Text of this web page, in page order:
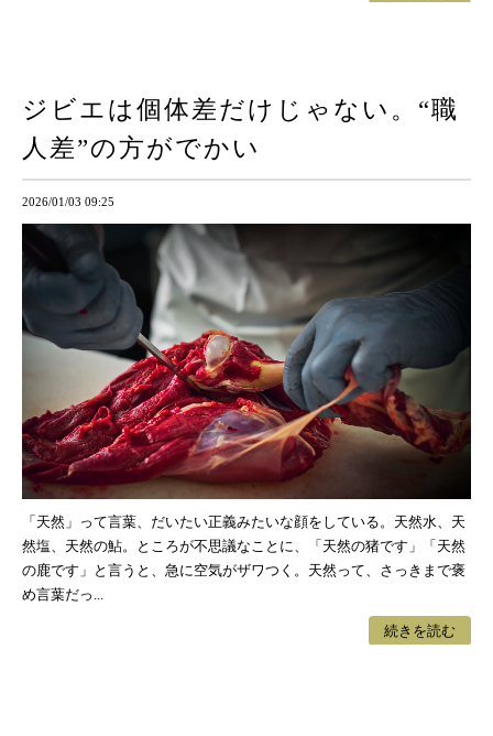
ジビエは個体差だけじゃない。“職
人差”の方がでかい
2026/01/03 09:25
「天然」って言葉、だいたい正義みたいな顔をしている。天然水、天
然塩、天然の鮎。ところが不思議なことに、「天然の猪です」「天然
の鹿です」と言うと、急に空気がザワつく。天然って、さっきまで褒
め言葉だっ...
続きを読む